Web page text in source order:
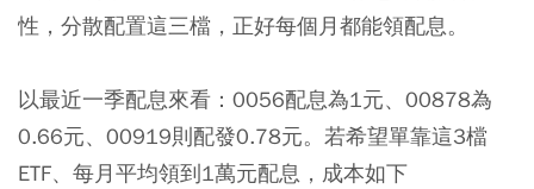
性，分散配置這三檔，正好每個月都能領配息。
以最近一季配息來看：0056配息為1元、00878為
0.66元、00919則配發0.78元。若希望單靠這3檔
ETF、每月平均領到1萬元配息，成本如下